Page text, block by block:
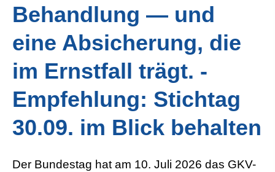
Behandlung — und
eine Absicherung, die
im Ernstfall trägt. -
Empfehlung: Stichtag
30.09. im Blick behalten
Der Bundestag hat am 10. Juli 2026 das GKV-